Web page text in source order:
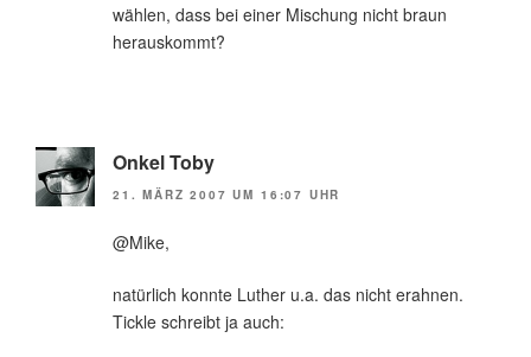
wählen, dass bei einer Mischung nicht braun
herauskommt?
Onkel Toby
21. MÄRZ 2007 UM 16:07 UHR
@Mike,
natürlich konnte Luther u.a. das nicht erahnen.
Tickle schreibt ja auch: